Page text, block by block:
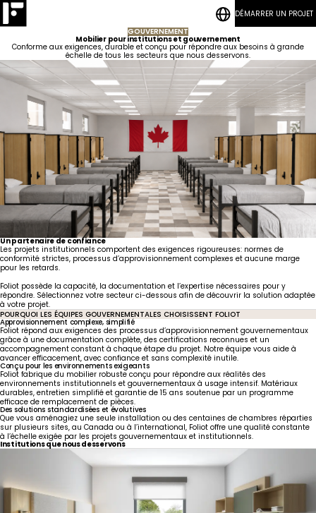
étudiantes
Hôtellerie
Logement
collectif
Résidences
travailleurs
Gouvernement
Maritime
à coucher
Salons
Aires
Communes
et Lounge
Cuisinettes
Vanités
Chambres
d'hôtel
Hôtel
Lobbies
Qui
nous
sommes
Développement
durable
équipe
Nouvelles
Carrières
CONTACT
BLOGUES
Programme Quick-Ship
Notre savoir-faire
CONTACT
BLOGUES
DÉMARRER UN PROJET
GOUVERNEMENT
Mobilier pour institutions et gouvernement
Conforme aux exigences, durable et conçu pour répondre aux besoins à grande
échelle de tous les secteurs que nous desservons.
Un partenaire de confiance
Les projets institutionnels comportent des exigences rigoureuses: normes de
conformité strictes, processus d’approvisionnement complexes et aucune marge
pour les retards.
Foliot possède la capacité, la documentation et l’expertise nécessaires pour y
répondre. Sélectionnez votre secteur ci-dessous afin de découvrir la solution adaptée
à votre projet.
POURQUOI LES ÉQUIPES GOUVERNEMENTALES CHOISISSENT FOLIOT
Approvisionnement complexe, simplifié
Foliot répond aux exigences des processus d’approvisionnement gouvernementaux
grâce à une documentation complète, des certifications reconnues et un
accompagnement constant à chaque étape du projet. Notre équipe vous aide à
avancer efficacement, avec confiance et sans complexité inutile.
Conçu pour les environnements exigeants
Foliot fabrique du mobilier robuste conçu pour répondre aux réalités des
environnements institutionnels et gouvernementaux à usage intensif. Matériaux
durables, entretien simplifié et garantie de 15 ans soutenue par un programme
efficace de remplacement de pièces.
Des solutions standardisées et évolutives
Que vous aménagiez une seule installation ou des centaines de chambres réparties
sur plusieurs sites, au Canada ou à l’international, Foliot offre une qualité constante
à l’échelle exigée par les projets gouvernementaux et institutionnels.
Institutions que nous desservons